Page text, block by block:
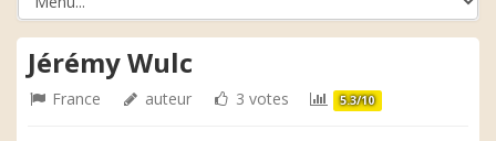
Jérémy Wulc
France auteur 3 votes 5.3/10